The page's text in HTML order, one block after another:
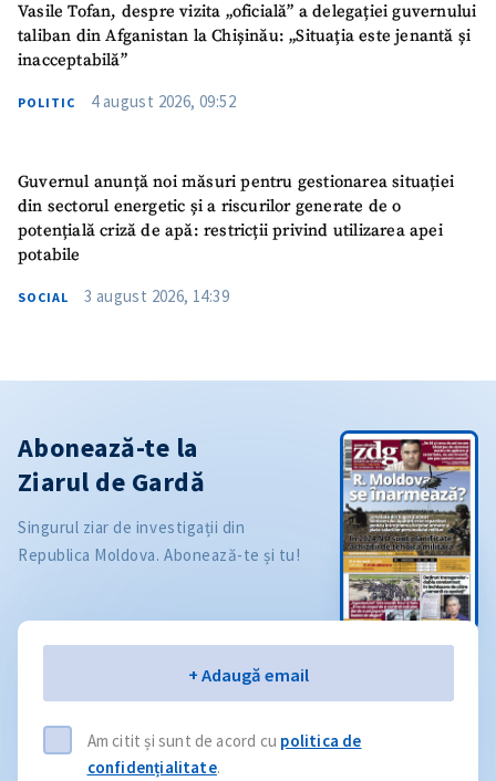
Vasile Tofan, despre vizita „oficială” a delegației guvernului
taliban din Afganistan la Chișinău: „Situația este jenantă și
inacceptabilă”
POLITIC 4 august 2026, 09:52
Guvernul anunță noi măsuri pentru gestionarea situației
din sectorul energetic și a riscurilor generate de o
potențială criză de apă: restricții privind utilizarea apei
potabile
SOCIAL 3 august 2026, 14:39
Abonează-te la
Ziarul de Gardă
Singurul ziar de investigații din
Republica Moldova. Abonează-te și tu!
+ Adaugă email
Am citit și sunt de acord cu politica de
confidențialitate.